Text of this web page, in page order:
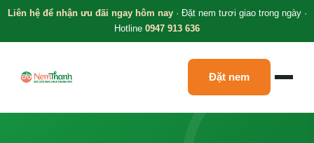
Liên hệ để nhận ưu đãi ngay hôm nay· Đặt nem tươi giao trong ngày ·
Hotline 0947 913 636
Đặt nem